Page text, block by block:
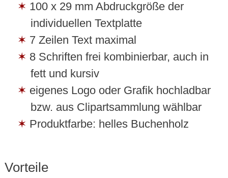
100 x 29 mm Abdruckgröße der
individuellen Textplatte
7 Zeilen Text maximal
8 Schriften frei kombinierbar, auch in
fett und kursiv
eigenes Logo oder Grafik hochladbar
bzw. aus Clipartsammlung wählbar
Produktfarbe: helles Buchenholz
Vorteile